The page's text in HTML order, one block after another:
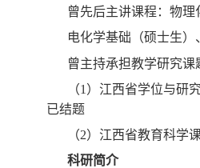
曾先后主讲课程：物理
电化学基础（硕士生）
曾主持承担教学研究课
（1）江西省学位与研
已结题
（2）江西省教育科学
科研简介